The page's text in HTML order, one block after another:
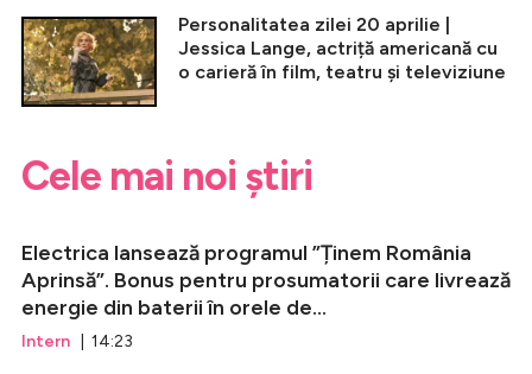
Personalitatea zilei 20 aprilie |
Jessica Lange, actriță americană cu
o carieră în film, teatru și televiziune
Cele mai noi știri
Electrica lansează programul ”Ținem România
Aprinsă”. Bonus pentru prosumatorii care livrează
energie din baterii în orele de...
Intern | 14:23